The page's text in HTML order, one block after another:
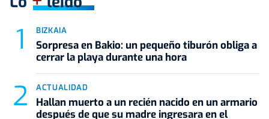
BIZKAIA
Sorpresa en Bakio: un pequeño tiburón obliga a
cerrar la playa durante una hora
ACTUALIDAD
Hallan muerto a un recién nacido en un armario
después de que su madre ingresara en el